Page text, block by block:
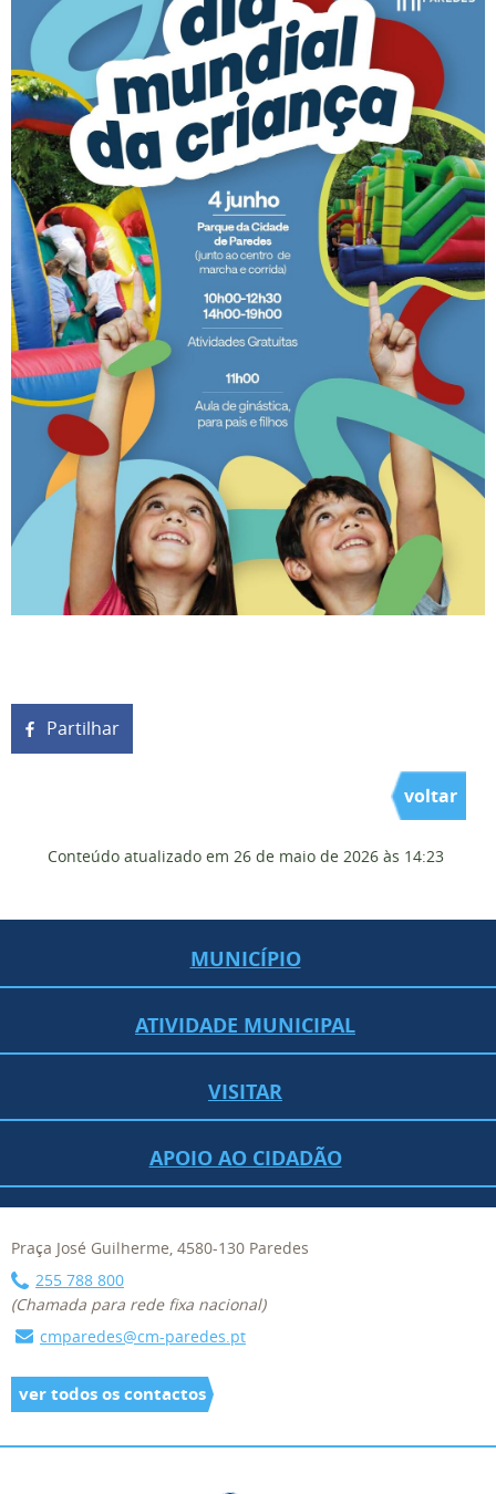
Partilhar
voltar
Conteúdo atualizado em 26 de maio de 2026 às 14:23
MUNICÍPIO
ATIVIDADE MUNICIPAL
VISITAR
APOIO AO CIDADÃO
Praça José Guilherme, 4580-130 Paredes
255 788 800
(Chamada para rede fixa nacional)
cmparedes@cm-paredes.pt
ver todos os contactos